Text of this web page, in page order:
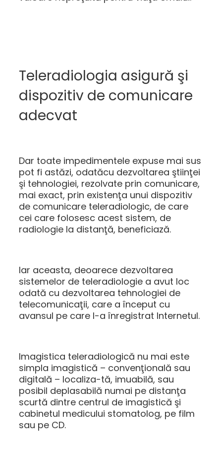
Teleradiologia asigură şi
dispozitiv de comunicare
adecvat
Dar toate impedimentele expuse mai sus
pot fi astăzi, odatăcu dezvoltarea ştiinţei
şi tehnologiei, rezolvate prin comunicare,
mai exact, prin existenţa unui dispozitiv
de comunicare teleradiologic, de care
cei care folosesc acest sistem, de
radiologie la distanţă, beneficiază.
Iar aceasta, deoarece dezvoltarea
sistemelor de teleradiologie a avut loc
odată cu dezvoltarea tehnologiei de
telecomunicaţii, care a început cu
avansul pe care l-a înregistrat Internetul.
Imagistica teleradiologică nu mai este
simpla imagistică – convenţională sau
digitală – localiza-tă, imuabilă, sau
posibil deplasabilă numai pe distanţa
scurtă dintre centrul de imagistică şi
cabinetul medicului stomatolog, pe film
sau pe CD.